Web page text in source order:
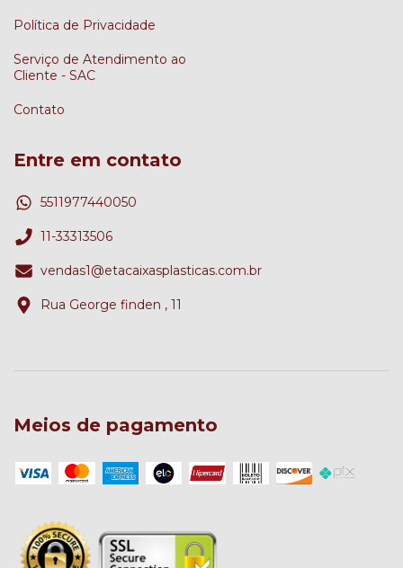
Política de Privacidade
Serviço de Atendimento ao
Cliente - SAC
Contato
Entre em contato
5511977440050
11-33313506
vendas1@etacaixasplasticas.com.br
Rua George finden , 11
Meios de pagamento